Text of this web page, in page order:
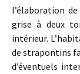
l’élaboration
grise à deux
intérieur.
de strapontins
d’éventuels